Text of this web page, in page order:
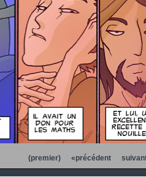
(premier) «précédent